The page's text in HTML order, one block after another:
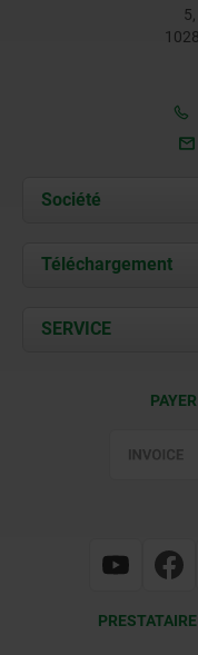
Société
À propos de nous
Contact
Téléchargement
Documents
SERVICE